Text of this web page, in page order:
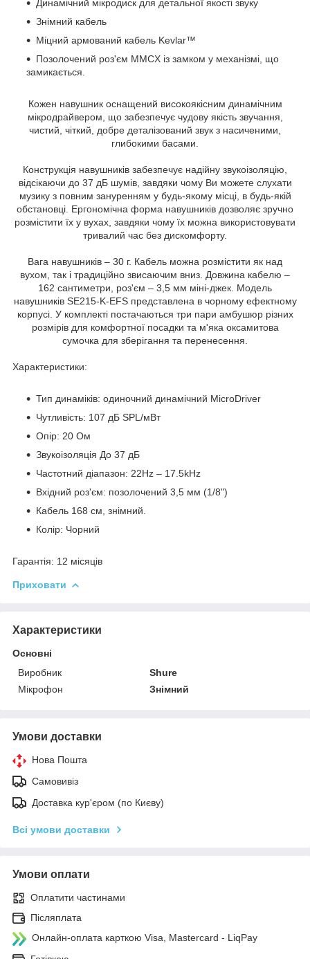
Динамічний мікродиск для детальної якості звуку
Знімний кабель
Міцний армований кабель Kevlar™
Позолочений роз'єм MMCX із замком у механізмі, що
замикається.
Кожен навушник оснащений високоякісним динамічним
мікродрайвером, що забезпечує чудову якість звучання,
чистий, чіткий, добре деталізований звук з насиченими,
глибокими басами.
Конструкція навушників забезпечує надійну звукоізоляцію,
відсікаючи до 37 дБ шумів, завдяки чому Ви можете слухати
музику з повним зануренням у будь-якому місці, в будь-якій
обстановці. Ергономічна форма навушників дозволяє зручно
розмістити їх у вухах, завдяки чому їх можна використовувати
тривалий час без дискомфорту.
Вага навушників – 30 г. Кабель можна розмістити як над
вухом, так і традиційно звисаючим вниз. Довжина кабелю –
162 сантиметри, роз'єм – 3,5 мм міні-джек. Модель
навушників SE215-K-EFS представлена ​​в чорному ефектному
корпусі. У комплекті постачаються три пари амбушюр різних
розмірів для комфортної посадки та м'яка оксамитова
сумочка для зберігання та перенесення.
Характеристики:
Тип динаміків: одиночний динамічний MicroDriver
Чутливість: 107 дБ SPL/мВт
Опір: 20 Ом
Звукоізоляція До 37 дБ
Частотний діапазон: 22Hz – 17.5kHz
Вхідний роз'єм: позолочений 3,5 мм (1/8")
Кабель 168 см, знімний.
Колір: Чорний
Гарантія: 12 місяців
Приховати
Характеристики
Основні
Виробник
Shure
Мікрофон
Знімний
Умови доставки
Нова Пошта
Самовивіз
Доставка кур'єром (по Києву)
Всі умови доставки
Умови оплати
Оплатити частинами
Післяплата
Онлайн-оплата карткою Visa, Mastercard - LiqPay